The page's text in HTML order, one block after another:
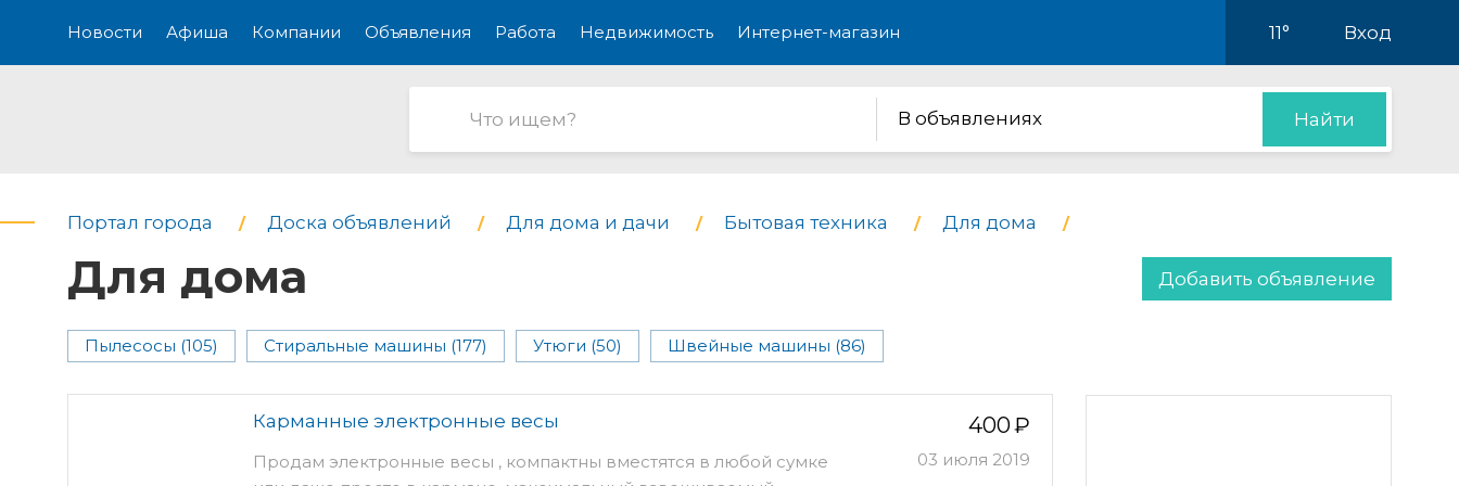
Новости Афиша Компании Объявления Работа Недвижимость Интернет-магазин 11° Вход
В объявлениях Найти
Портал города Доска объявлений Для дома и дачи Бытовая техника Для дома
Для дома Добавить объявление
Пылесосы (105) Стиральные машины (177) Утюги (50) Швейные машины (86)
Карманные электронные весы 400
Продам электронные весы , компактны вместятся в любой сумке
03 июля 2019